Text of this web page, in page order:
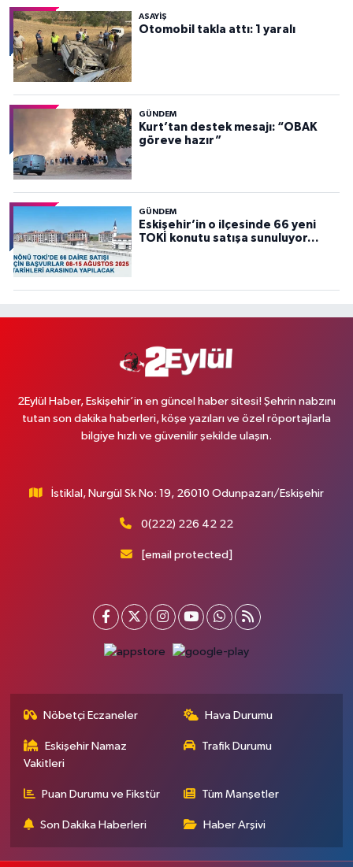
ASAYİŞ
Otomobil takla attı: 1 yaralı
GÜNDEM
Kurt’tan destek mesajı: “OBAK
göreve hazır”
GÜNDEM
Eskişehir’in o ilçesinde 66 yeni
TOKİ konutu satışa sunuluyor…
2Eylül Haber, Eskişehir’in en güncel haber sitesi! Şehrin nabzını
tutan son dakika haberleri, köşe yazıları ve özel röportajlarla
bilgiye hızlı ve güvenilir şekilde ulaşın.
İstiklal, Nurgül Sk No: 19, 26010 Odunpazarı/Eskişehir
0(222) 226 42 22
[email protected]
Nöbetçi Eczaneler Hava Durumu
Eskişehir Namaz
Vakitleri
Trafik Durumu
Puan Durumu ve Fikstür Tüm Manşetler
Son Dakika Haberleri Haber Arşivi